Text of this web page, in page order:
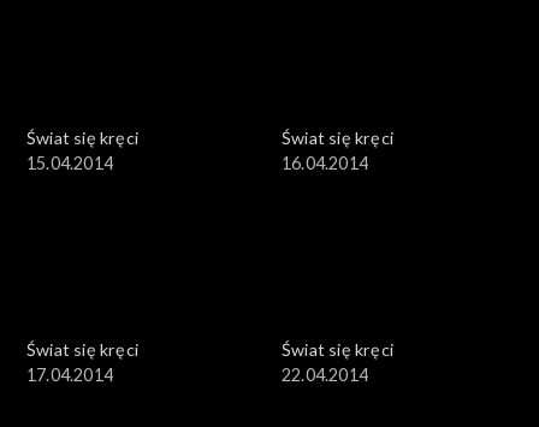
Świat się kręci
15.04.2014
Świat się kręci
16.04.2014
Świat się kręci
17.04.2014
Świat się kręci
22.04.2014